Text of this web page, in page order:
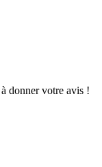
donner votre avis !